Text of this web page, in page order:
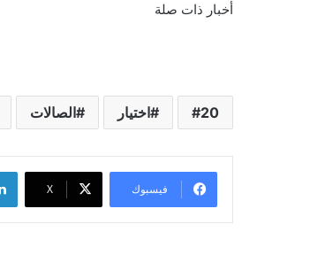
أخبار ذات صلة
20 اختيار الصالات
فيسبوك ‫X